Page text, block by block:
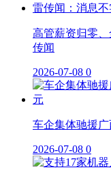
高管薪资归零
传闻
2026-07-08 0
车企集体驰援
2026-07-08 0